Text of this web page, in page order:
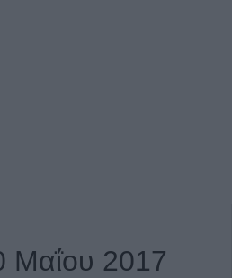
Μαΐου 2017